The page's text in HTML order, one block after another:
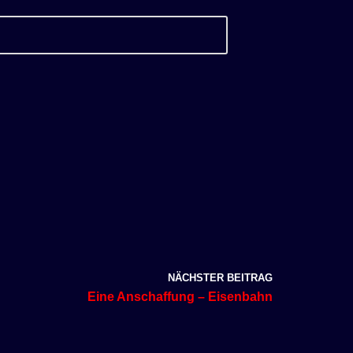
NÄCHSTER BEITRAG
Eine Anschaffung – Eisenbahn